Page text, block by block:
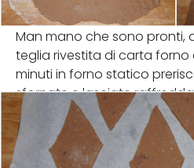
Man mano che sono pronti,
teglia rivestita di carta forno
minuti in forno statico
sfornate e lasciate